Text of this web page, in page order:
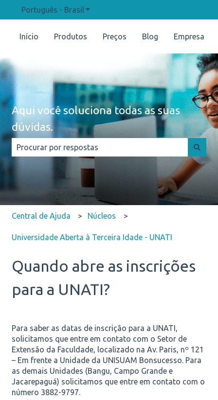
Português - BrasilMostrar submenu para traduções
Início Produtos Preços Blog Empresa
Aqui você soluciona todas as suas
dúvidas.
Não há sugestões porque o campo de pesquisa está
Central de Ajuda Núcleos
Universidade Aberta à Terceira Idade - UNATI
Quando abre as inscrições
para a UNATI?
Para saber as datas de inscrição para a UNATI,
solicitamos que entre em contato com o Setor de
Extensão da Faculdade, localizado na Av. Paris, nº 121
– Em frente a Unidade da UNISUAM Bonsucesso. Para
as demais Unidades (Bangu, Campo Grande e
Jacarepaguá) solicitamos que entre em contato com o
número 3882-9797.